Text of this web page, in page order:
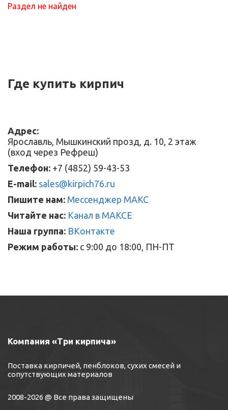
Раздел не найден
Где купить кирпич
Адрес:
Ярославль, Мышкинский прозд, д. 10, 2 этаж
(вход через Рефреш)
Телефон: +7 (4852) 59-43-53
E-mail: sales@kirpich76.ru
Пишите нам: Мессенджер МАКС
Читайте нас: Канал в МАКСЕ
Наша группа: ВКонтакте
Режим работы: с 9:00 до 18:00, ПН-ПТ
Компания «Три кирпича»
Поставка кирпичей, пенблоков, сухих смесей и
сопутствующих материалов
2008-2026 @ Все права защищены